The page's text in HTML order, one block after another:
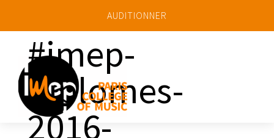
AUDITIONNER
#imep-
diplomes-
2016-